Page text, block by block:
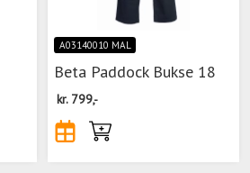
A03140010 MAL
Beta Paddock Bukse 18
kr. 799,-